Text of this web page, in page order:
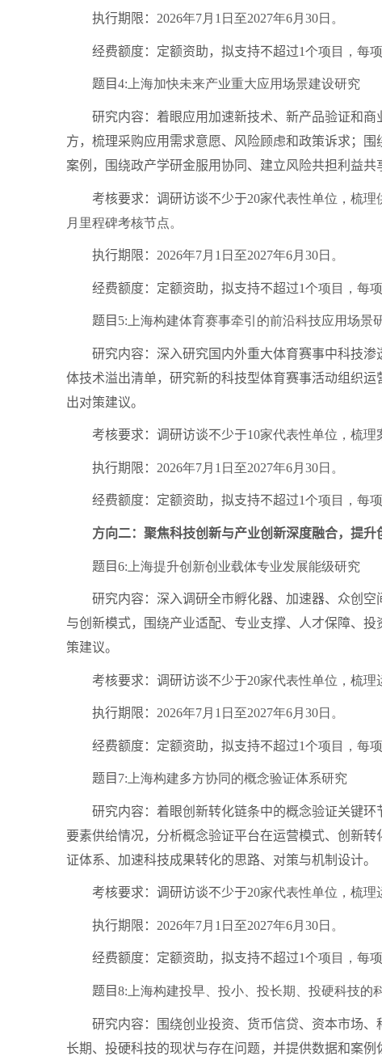
执行期限： 2026年7月 1 日至2027年6月 30日。
经费额度：定额资助，拟支持不超过1个项目，每
题目 4:上海加快未来产业重大应用场景建设研究
研究内容：着眼应用加速新技术、新产品验证和商
方，梳理采购应用需求意愿、风险顾虑和政策诉求；
案例，围绕政产学研金服用协同、建立风险共担利益
考核要求：调研访谈不少于20家代表性单位，梳理
月里程碑考核节点。
执行期限： 2026年7月 1 日至2027年6月 30日。
经费额度：定额资助，拟支持不超过1个项目，每
题目 5: 上海构建体育赛事牵引的前沿科技应用场景
研究内容：深入研究国内外重大体育赛事中科技渗
体技术溢出清单，研究新的科技型体育赛事活动组织
出对策建议。
考核要求：调研访谈不少于10家代表性单位，梳理
执行期限： 2026年7月 1 日至2027年6月 30日。
经费额度：定额资助，拟支持不超过1个项目，每
方向二：聚焦科技创新与产业创新深度融合，提升
题目 6: 上海提升创新创业载体专业发展能级研究
研究内容：深入调研全市孵化器、加速器、众创空
与创新模式，围绕产业适配、专业支撑、人才保障、
策建议。
考核要求：调研访谈不少于20家代表性单位，梳理
执行期限： 2026年7月 1 日至2027年6月 30日。
经费额度：定额资助，拟支持不超过1个项目，每
题目 7: 上海构建多方协同的概念验证体系研究
研究内容：着眼创新转化链条中的概念验证关键环
要素供给情况，分析概念验证平台在运营模式、创新
证体系、加速科技成果转化的思路、对策与机制设计。
考核要求：调研访谈不少于20家代表性单位，梳理
执行期限： 2026年7月 1 日至2027年6月 30日。
经费额度：定额资助，拟支持不超过1个项目，每
题目 8: 上海构建投早、投小、投长期、投硬科技的
研究内容：围绕创业投资、货币信贷、资本市场、
长期、投硬科技的现状与存在问题，并提供数据和案